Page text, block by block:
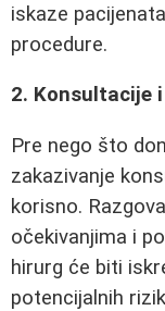
iskaze
procedure.
2. Konsultacije
Pre nego što
zakazivanje
korisno.
očekivanjima i
hirurg će biti
potencijalnih